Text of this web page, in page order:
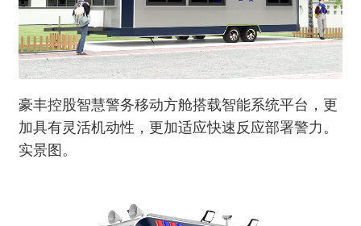
豪丰控股智慧警务移动方舱搭载智能系统平台，更
加具有灵活机动性，更加适应快速反应部署警力。
实景图。